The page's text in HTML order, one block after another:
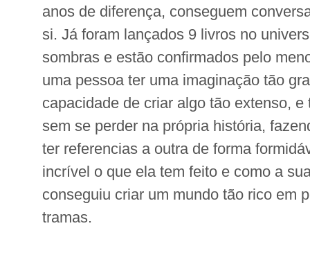
anos de diferença, conseguem
si. Já foram lançados 9 livros no
sombras e estão confirmados pelo
uma pessoa ter uma imaginação tão
capacidade de criar algo tão extenso,
sem se perder na própria história,
ter referencias a outra de forma
incrível o que ela tem feito e como a
conseguiu criar um mundo tão rico em
tramas.